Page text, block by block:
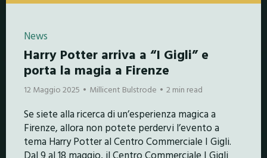
News
Harry Potter arriva a “I Gigli” e
porta la magia a Firenze
12 Maggio 2025 Millicent Bulstrode 2 min read
Se siete alla ricerca di un’esperienza magica a
Firenze, allora non potete perdervi l’evento a
tema Harry Potter al Centro Commerciale I Gigli.
Dal 9 al 18 maggio, il Centro Commerciale I Gigli